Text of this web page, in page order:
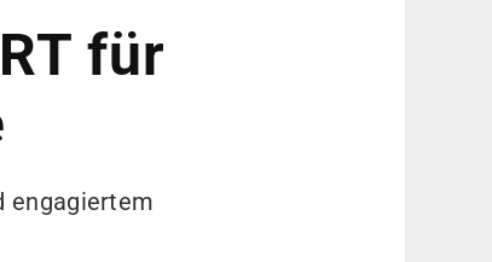
für
engagiertem